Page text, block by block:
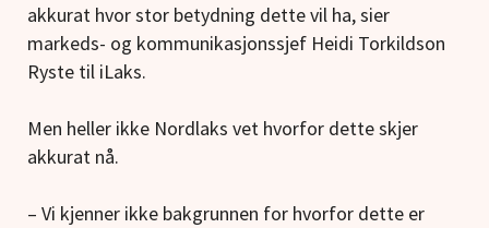
akkurat hvor stor betydning dette vil ha, sier
markeds- og kommunikasjonssjef Heidi Torkildson
Ryste til iLaks.
Men heller ikke Nordlaks vet hvorfor dette skjer
akkurat nå.
– Vi kjenner ikke bakgrunnen for hvorfor dette er